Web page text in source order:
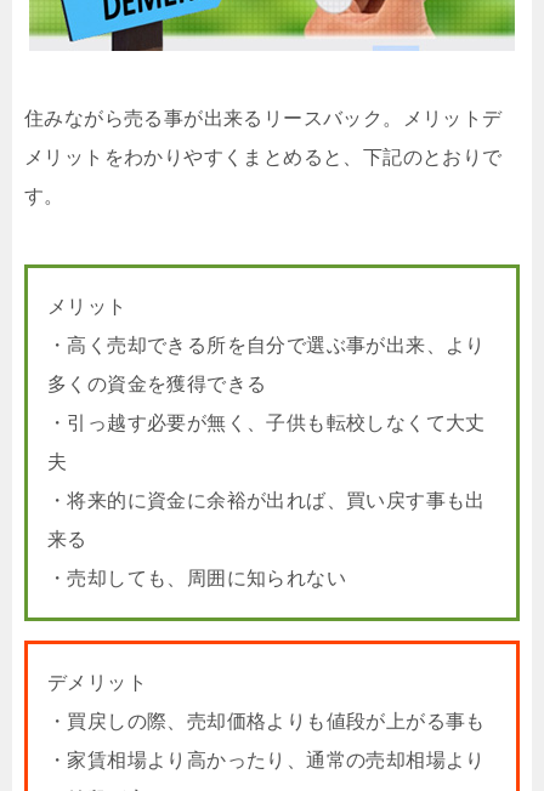
住みながら売る事が出来るリースバック。メリットデ
メリットをわかりやすくまとめると、下記のとおりで
す。
メリット
・高く売却できる所を自分で選ぶ事が出来、より
多くの資金を獲得できる
・引っ越す必要が無く、子供も転校しなくて大丈
夫
・将来的に資金に余裕が出れば、買い戻す事も出
来る
・売却しても、周囲に知られない
デメリット
・買戻しの際、売却価格よりも値段が上がる事も
・家賃相場より高かったり、通常の売却相場より